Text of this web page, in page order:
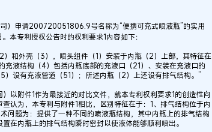
）申请200720051806.9号名称为“便携可充式喷液瓶”的实用
本专利授权公告时的权利要求1内容如下：
和外壳（3），喷头组件（1）安装于内瓶（2）上部，其特征在
液结构（4）包括内瓶底部的充液口（21）、安装在充液口的
设有充液管道（51）；所述内瓶（2）上还设有排气结构。”
以附件1作为最接近的对比文件，就本专利权利要求1的创造性向
认为，本专利与附件1相比，区别特征在于：1、排气结构位于内
问题为：提供了一种不同的喷液瓶结构，其中内瓶上的排气结构
在内瓶上的排气结构瞬时密封以使液体能够顺利喷出。